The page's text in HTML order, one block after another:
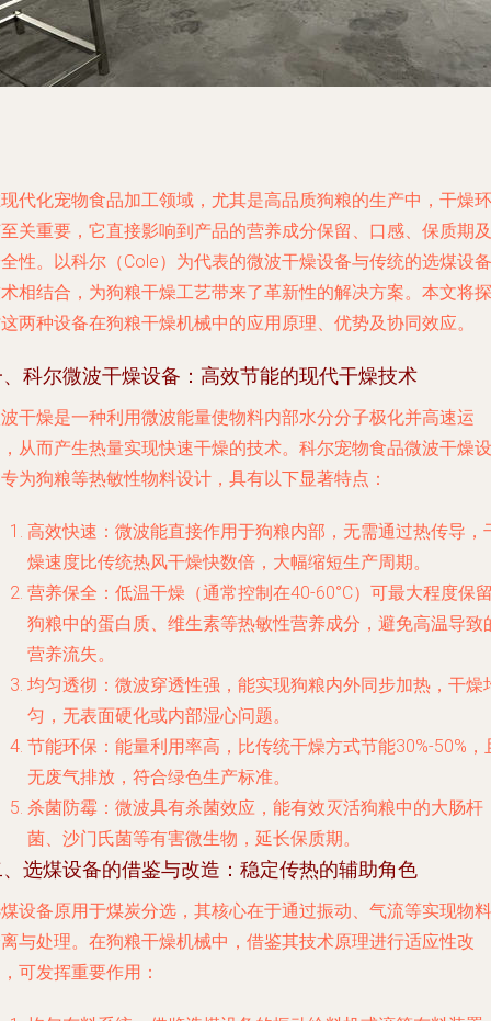
代化宠物食品加工领域，尤其是高品质狗粮的生产中，干燥环
关重要，它直接影响到产品的营养成分保留、口感、保质期及
性。以科尔（Cole）为代表的微波干燥设备与传统的选煤设备
相结合，为狗粮干燥工艺带来了革新性的解决方案。本文将探
两种设备在狗粮干燥机械中的应用原理、优势及协同效应。
科尔微波干燥设备：高效节能的现代干燥技术
干燥是一种利用微波能量使物料内部水分分子极化并高速运
从而产生热量实现快速干燥的技术。科尔宠物食品微波干燥设
为狗粮等热敏性物料设计，具有以下显著特点：
高效快速 ：微波能直接作用于狗粮内部，无需通过热传导，
燥速度比传统热风干燥快数倍，大幅缩短生产周期。
营养保全 ：低温干燥（通常控制在40-60°C）可最大程度保
狗粮中的蛋白质、维生素等热敏性营养成分，避免高温导致
营养流失。
均匀透彻 ：微波穿透性强，能实现狗粮内外同步加热，干燥
匀，无表面硬化或内部湿心问题。
节能环保 ：能量利用率高，比传统干燥方式节能30%-50%，
无废气排放，符合绿色生产标准。
杀菌防霉 ：微波具有杀菌效应，能有效灭活狗粮中的大肠杆
菌、沙门氏菌等有害微生物，延长保质期。
选煤设备的借鉴与改造：稳定传热的辅助角色
设备原用于煤炭分选，其核心在于通过振动、气流等实现物料
与处理。在狗粮干燥机械中，借鉴其技术原理进行适应性改
可发挥重要作用：